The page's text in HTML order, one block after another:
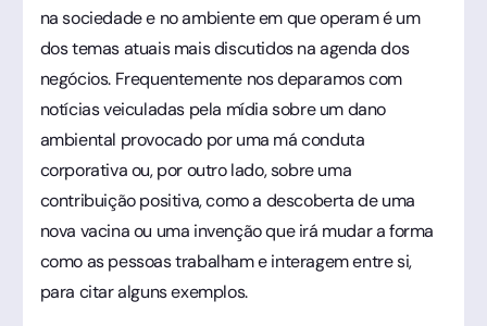
na sociedade e no ambiente em que operam é um
dos temas atuais mais discutidos na agenda dos
negócios. Frequentemente nos deparamos com
notícias veiculadas pela mídia sobre um dano
ambiental provocado por uma má conduta
corporativa ou, por outro lado, sobre uma
contribuição positiva, como a descoberta de uma
nova vacina ou uma invenção que irá mudar a forma
como as pessoas trabalham e interagem entre si,
para citar alguns exemplos.